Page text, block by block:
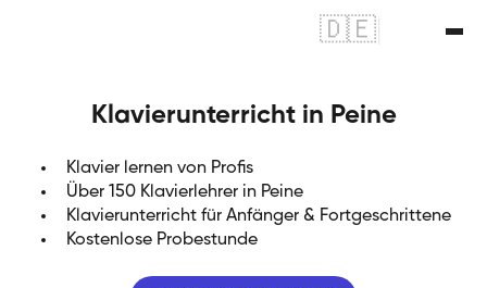
🇩🇪
Klavierunterricht in Peine
Klavier lernen von Profis
Über 150 Klavierlehrer in Peine
Klavierunterricht für Anfänger & Fortgeschrittene
Kostenlose Probestunde